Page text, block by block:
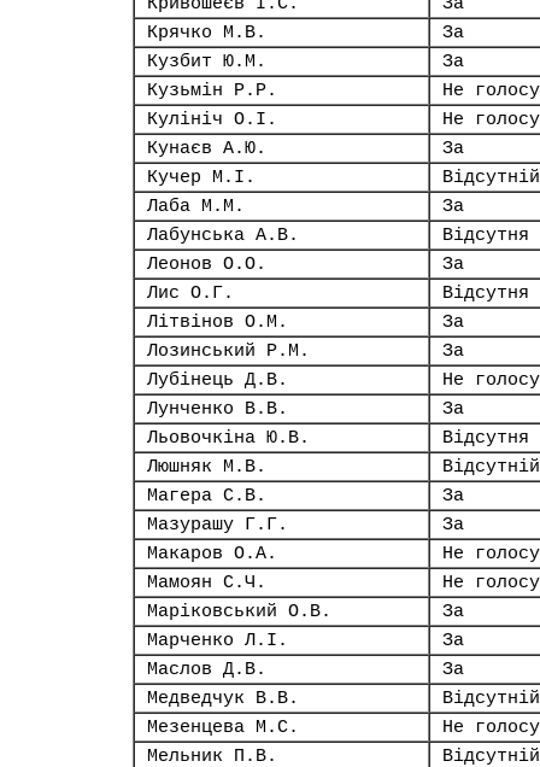
Крячко М.В.
За
Кузбит Ю.М.
За
Кузьмін Р.Р.
Не
Кулініч О.І.
Не
Кунаєв А.Ю.
За
Кучер М.І.
Відсутній
Лаба М.М.
За
Лабунська А.В.
Відсутня
Леонов О.О.
За
Лис О.Г.
Відсутня
Літвінов О.М.
За
Лозинський Р.М.
За
Лубінець Д.В.
Не
Лунченко В.В.
За
Льовочкіна Ю.В.
Відсутня
Люшняк М.В.
Відсутній
Магера С.В.
За
Мазурашу Г.Г.
За
Макаров О.А.
Не
Мамоян С.Ч.
Не
Маріковський О.В.
За
Марченко Л.І.
За
Маслов Д.В.
За
Медведчук В.В.
Відсутній
Мезенцева М.С.
Не
Мельник П.В.
Відсутній